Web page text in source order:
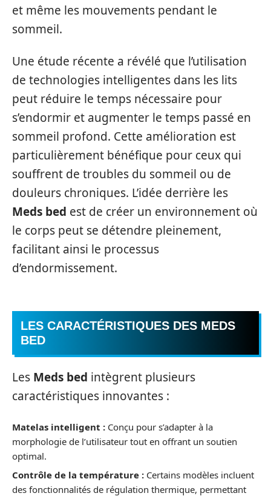
et même les mouvements pendant le
sommeil.
Une étude récente a révélé que l’utilisation
de technologies intelligentes dans les lits
peut réduire le temps nécessaire pour
s’endormir et augmenter le temps passé en
sommeil profond. Cette amélioration est
particulièrement bénéfique pour ceux qui
souffrent de troubles du sommeil ou de
douleurs chroniques. L’idée derrière les
Meds bed est de créer un environnement où
le corps peut se détendre pleinement,
facilitant ainsi le processus
d’endormissement.
LES CARACTÉRISTIQUES DES MEDS
BED
Les Meds bed intègrent plusieurs
caractéristiques innovantes :
Matelas intelligent : Conçu pour s’adapter à la
morphologie de l’utilisateur tout en offrant un soutien
optimal.
Contrôle de la température : Certains modèles incluent
des fonctionnalités de régulation thermique, permettant